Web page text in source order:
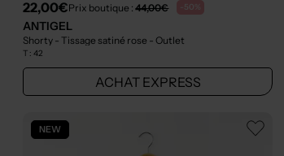
22,00€Prix boutique :44,00€ -50%
ANTIGEL
Shorty - Tissage satiné rose - Outlet
T :42
ACHAT EXPRESS
NEW